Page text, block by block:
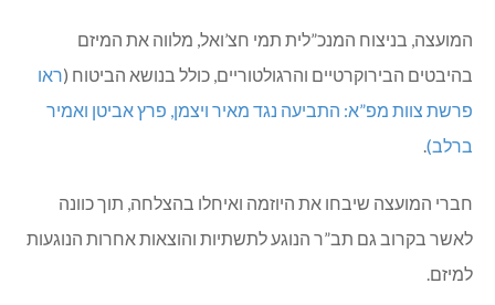
המועצה, בניצוח המנכ”לית תמי חצ’ואל, מלווה את המיזם
בהיבטים הבירוקרטיים והרגולטוריים, כולל בנושא הביטוח (ראו
פרשת צוות מפ”א: התביעה נגד מאיר ויצמן, פרץ אביטן ואמיר
ברלב).
חברי המועצה שיבחו את היוזמה ואיחלו בהצלחה, תוך כוונה
לאשר בקרוב גם תב”ר הנוגע לתשתיות והוצאות אחרות הנוגעות
למיזם.